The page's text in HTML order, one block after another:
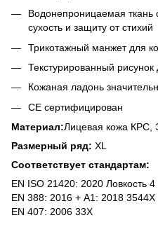
Водонепроницаемая ткань
сухость и защиту от стихий
Трикотажный манжет для
Текстурированный
Кожаная ладонь
CE сертифицирован
Материал:Лицевая кожа КРС,
Размерный ряд: XL
Соответствует стандартам:
EN ISO 21420: 2020 Ловкость 4
EN 388: 2016 + А1: 2018 3544X
EN 407: 2006 33X